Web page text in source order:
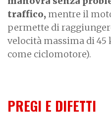
traffico, mentre il
permette di
velocità massima di
come ciclomotore).
PREGI E DIFETTI